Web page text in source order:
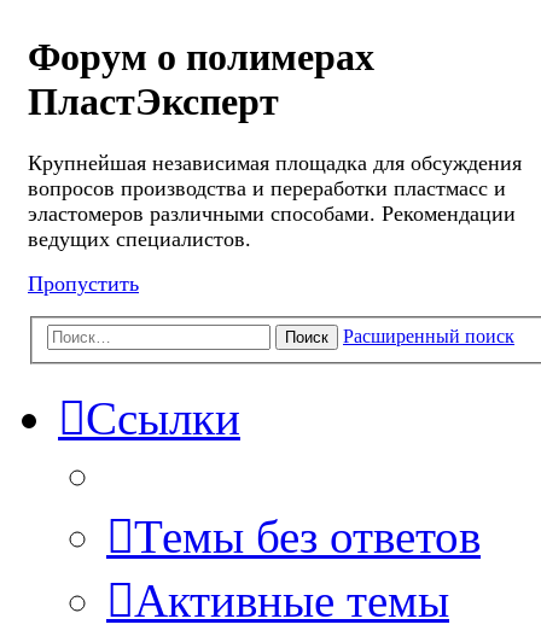
Форум о полимерах
ПластЭксперт
Крупнейшая независимая площадка для обсуждения
вопросов производства и переработки пластмасс и
эластомеров различными способами. Рекомендации
ведущих специалистов.
Пропустить
Поиск Расширенный поиск
Ссылки
Темы без ответов
Активные темы